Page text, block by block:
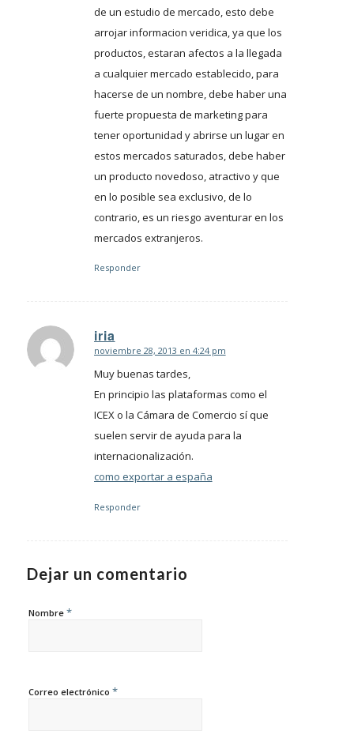
de un estudio de mercado, esto debe
arrojar informacion veridica, ya que los
productos, estaran afectos a la llegada
a cualquier mercado establecido, para
hacerse de un nombre, debe haber una
fuerte propuesta de marketing para
tener oportunidad y abrirse un lugar en
estos mercados saturados, debe haber
un producto novedoso, atractivo y que
en lo posible sea exclusivo, de lo
contrario, es un riesgo aventurar en los
mercados extranjeros.
Responder
iria
Dice:
noviembre 28, 2013 en 4:24 pm
Muy buenas tardes,
En principio las plataformas como el
ICEX o la Cámara de Comercio sí que
suelen servir de ayuda para la
internacionalización.
como exportar a españa
Responder
Dejar un comentario
Nombre *
Correo electrónico *